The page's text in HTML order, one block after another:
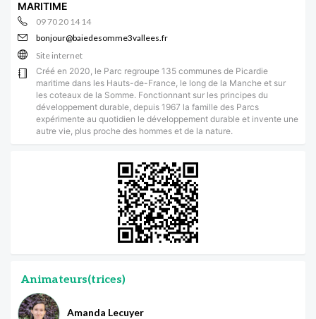
MARITIME
09 70 20 14 14
bonjour@baiedesomme3vallees.fr
Site internet
Créé en 2020, le Parc regroupe 135 communes de Picardie
maritime dans les Hauts-de-France, le long de la Manche et sur
les coteaux de la Somme. Fonctionnant sur les principes du
développement durable, depuis 1967 la famille des Parcs
expérimente au quotidien le développement durable et invente une
autre vie, plus proche des hommes et de la nature.
Animateurs(trices)
Amanda Lecuyer